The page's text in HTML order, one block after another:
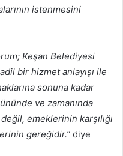
istenmesini
Keşan Belediyesi
bir hizmet anlayışı ile
sonuna kadar
ve zamanında
emeklerinin karşılığı
gereğidir.” diye